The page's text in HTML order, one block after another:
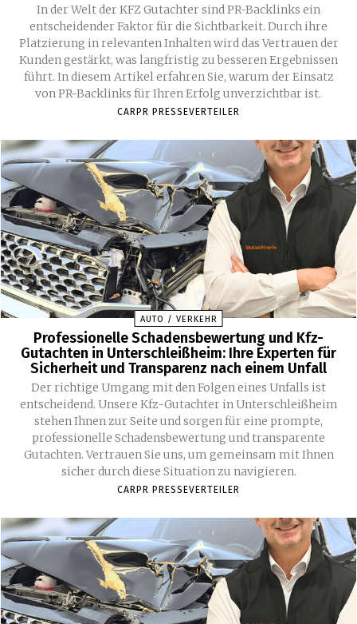
In der Welt der KFZ Gutachter sind PR-Backlinks ein
entscheidender Faktor für die Sichtbarkeit. Durch ihre
Platzierung in relevanten Inhalten wird das Vertrauen der
Kunden gestärkt, was langfristig zu besseren Ergebnissen
führt. In diesem Artikel erfahren Sie, warum der Einsatz
von PR-Backlinks für Ihren Erfolg unverzichtbar ist.
CARPR PRESSEVERTEILER
AUTO / VERKEHR
Professionelle Schadensbewertung und Kfz-
Gutachten in Unterschleißheim: Ihre Experten für
Sicherheit und Transparenz nach einem Unfall
Der richtige Umgang mit den Folgen eines Unfalls ist
entscheidend. Unsere Kfz-Gutachter in Unterschleißheim
stehen Ihnen zur Seite und sorgen für eine prompte,
professionelle Schadensbewertung und transparente
Gutachten. Vertrauen Sie uns, um gemeinsam mit Ihnen
sicher durch diese Situation zu navigieren.
CARPR PRESSEVERTEILER